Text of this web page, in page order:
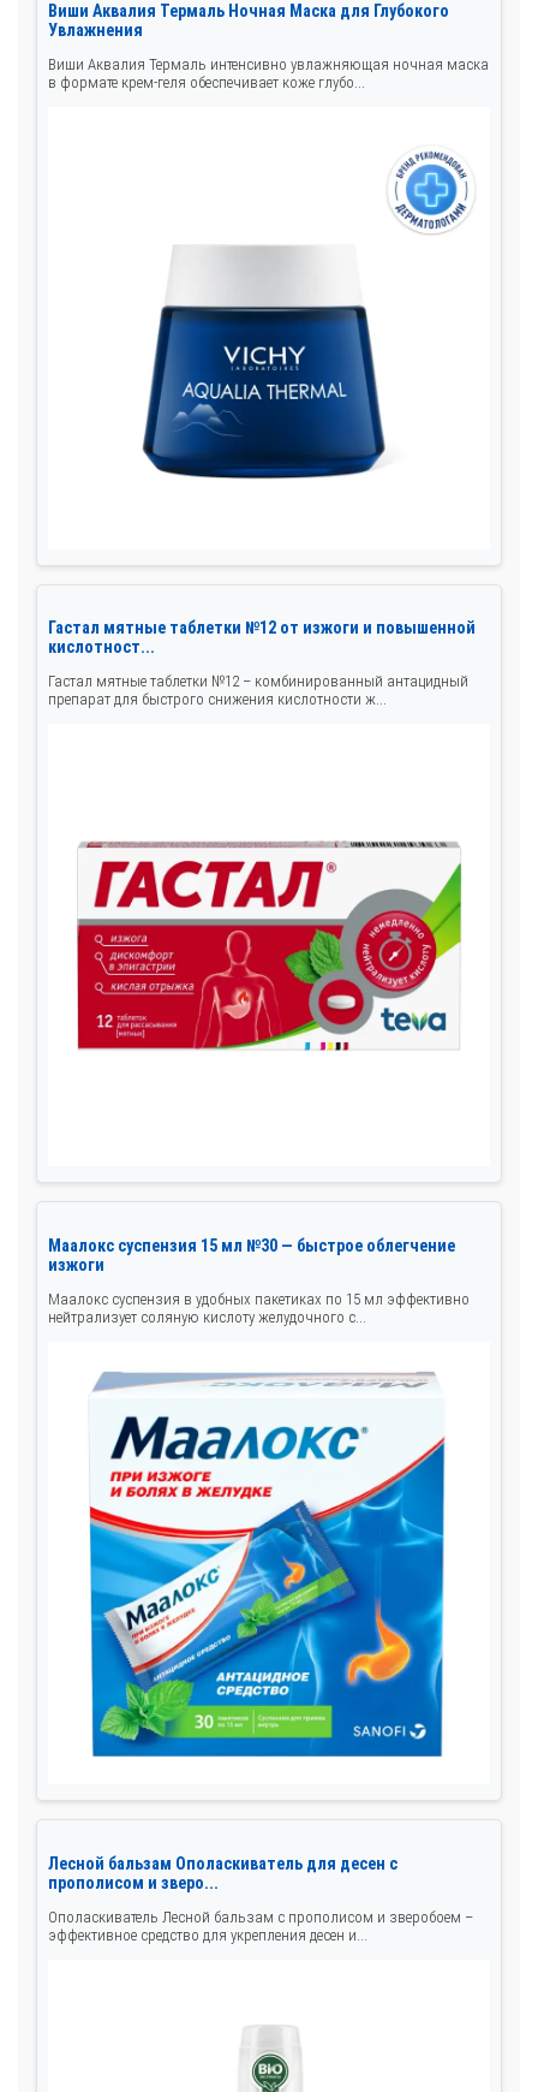
Виши Аквалия Термаль Ночная Маска для Глубокого
Увлажнения
Виши Аквалия Термаль интенсивно увлажняющая ночная маска
в формате крем-геля обеспечивает коже глубо...
Гастал мятные таблетки №12 от изжоги и повышенной
кислотност...
Гастал мятные таблетки №12 – комбинированный антацидный
препарат для быстрого снижения кислотности ж...
Маалокс суспензия 15 мл №30 — быстрое облегчение
изжоги
Маалокс суспензия в удобных пакетиках по 15 мл эффективно
нейтрализует соляную кислоту желудочного с...
Лесной бальзам Ополаскиватель для десен с
прополисом и зверо...
Ополаскиватель Лесной бальзам с прополисом и зверобоем –
эффективное средство для укрепления десен и...